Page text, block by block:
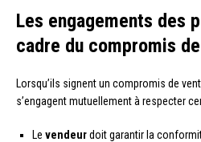
Les engagements des
cadre du compromis
Lorsqu’ils signent un compromis de
s’engagent mutuellement à respecter
Le vendeurdoit garantir la